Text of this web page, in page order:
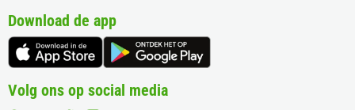
Download de app
Volg ons op social media